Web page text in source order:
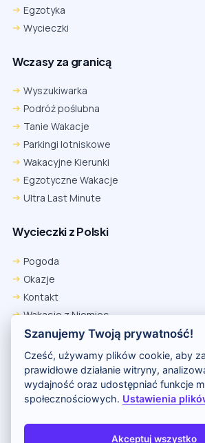
Egzotyka
Wycieczki
Wczasy za granicą
Wyszukiwarka
Podróż poślubna
Tanie Wakacje
Parkingi lotniskowe
Wakacyjne Kierunki
Egzotyczne Wakacje
Ultra Last Minute
Wycieczki z Polski
Pogoda
Okazje
Kontakt
Wakacje z Niemiec
Polityka Prywatności
Wakacje w Egipcie
Rankingi hoteli
Kontakt i reklama
Polityka
Firefox
Ustawienia → Prywatność i bezpieczeństwo →
firm → ustaw „Zezwalaj”.
Na czas rezerwacji nie blokuj cookies i
Szanujemy Twoją prywatność!
Cześć, używamy plików cookie, aby
prawidłowe działanie witryny,
wydajność oraz udostępniać funkcje
społecznościowych. Ustawienia
Akceptuj wszystko